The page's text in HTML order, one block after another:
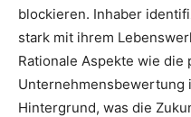
blockieren. Inhaber
stark mit ihrem
Rationale Aspekte wie die
Unternehmensbewertung
Hintergrund, was die